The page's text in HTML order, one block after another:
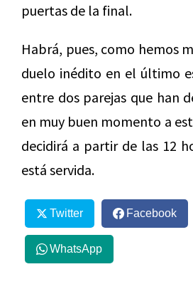
puertas de la final.
Habrá, pues, como hemos
duelo inédito en el último
entre dos parejas que han
en muy buen momento a
decidirá a partir de las 12
está servida.
Twitter Facebook
WhatsApp